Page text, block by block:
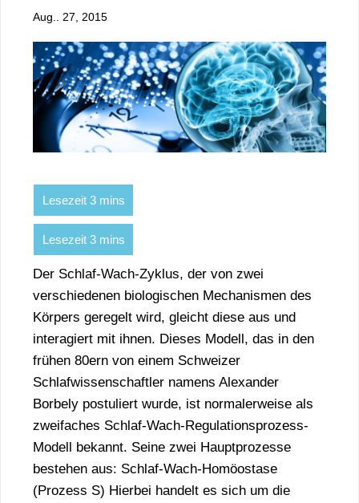
Aug.. 27, 2015
Der Schlaf-Wach-Zyklus, der von zwei
verschiedenen biologischen Mechanismen des
Körpers geregelt wird, gleicht diese aus und
interagiert mit ihnen. Dieses Modell, das in den
frühen 80ern von einem Schweizer
Schlafwissenschaftler namens Alexander
Borbely postuliert wurde, ist normalerweise als
zweifaches Schlaf-Wach-Regulationsprozess-
Modell bekannt. Seine zwei Hauptprozesse
bestehen aus: Schlaf-Wach-Homöostase
(Prozess S) Hierbei handelt es sich um die